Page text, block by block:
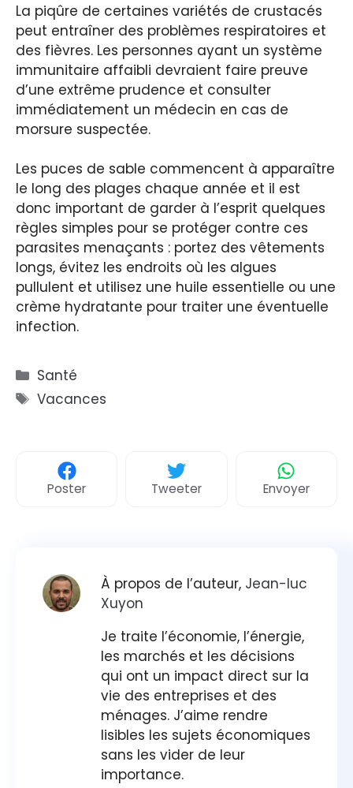
La piqûre de certaines variétés de crustacés
peut entraîner des problèmes respiratoires et
des fièvres. Les personnes ayant un système
immunitaire affaibli devraient faire preuve
d’une extrême prudence et consulter
immédiatement un médecin en cas de
morsure suspectée.
Les puces de sable commencent à apparaître
le long des plages chaque année et il est
donc important de garder à l’esprit quelques
règles simples pour se protéger contre ces
parasites menaçants : portez des vêtements
longs, évitez les endroits où les algues
pullulent et utilisez une huile essentielle ou une
crème hydratante pour traiter une éventuelle
infection.
Catégories
Santé
Étiquettes
Vacances
Poster Tweeter Envoyer
À propos de l’auteur, Jean-luc
Xuyon
Je traite l’économie, l’énergie,
les marchés et les décisions
qui ont un impact direct sur la
vie des entreprises et des
ménages. J’aime rendre
lisibles les sujets économiques
sans les vider de leur
importance.